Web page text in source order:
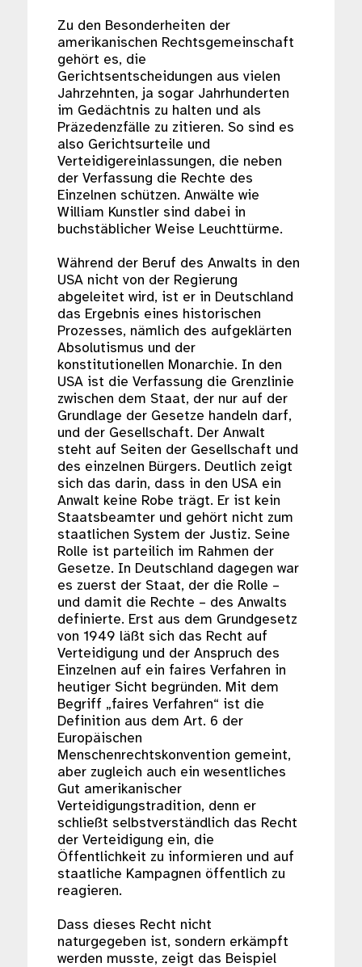
Zu den Besonderheiten der
amerikanischen Rechtsgemeinschaft
gehört es, die
Gerichtsentscheidungen aus vielen
Jahrzehnten, ja sogar Jahrhunderten
im Gedächtnis zu halten und als
Präzedenzfälle zu zitieren. So sind es
also Gerichtsurteile und
Verteidigereinlassungen, die neben
der Verfassung die Rechte des
Einzelnen schützen. Anwälte wie
William Kunstler sind dabei in
buchstäblicher Weise Leuchttürme.
Während der Beruf des Anwalts in den
USA nicht von der Regierung
abgeleitet wird, ist er in Deutschland
das Ergebnis eines historischen
Prozesses, nämlich des aufgeklärten
Absolutismus und der
konstitutionellen Monarchie. In den
USA ist die Verfassung die Grenzlinie
zwischen dem Staat, der nur auf der
Grundlage der Gesetze handeln darf,
und der Gesellschaft. Der Anwalt
steht auf Seiten der Gesellschaft und
des einzelnen Bürgers. Deutlich zeigt
sich das darin, dass in den USA ein
Anwalt keine Robe trägt. Er ist kein
Staatsbeamter und gehört nicht zum
staatlichen System der Justiz. Seine
Rolle ist parteilich im Rahmen der
Gesetze. In Deutschland dagegen war
es zuerst der Staat, der die Rolle –
und damit die Rechte – des Anwalts
definierte. Erst aus dem Grundgesetz
von 1949 läßt sich das Recht auf
Verteidigung und der Anspruch des
Einzelnen auf ein faires Verfahren in
heutiger Sicht begründen. Mit dem
Begriff „faires Verfahren“ ist die
Definition aus dem Art. 6 der
Europäischen
Menschenrechtskonvention gemeint,
aber zugleich auch ein wesentliches
Gut amerikanischer
Verteidigungstradition, denn er
schließt selbstverständlich das Recht
der Verteidigung ein, die
Öffentlichkeit zu informieren und auf
staatliche Kampagnen öffentlich zu
reagieren.
Dass dieses Recht nicht
naturgegeben ist, sondern erkämpft
werden musste, zeigt das Beispiel